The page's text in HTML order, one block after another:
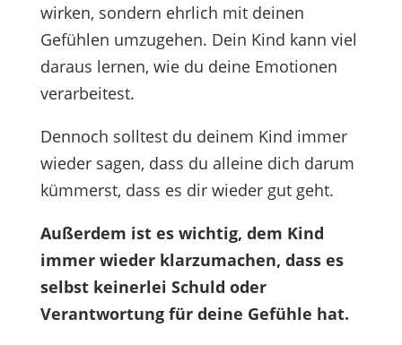
wirken, sondern ehrlich mit deinen
Gefühlen umzugehen. Dein Kind kann viel
daraus lernen, wie du deine Emotionen
verarbeitest.
Dennoch solltest du deinem Kind immer
wieder sagen, dass du alleine dich darum
kümmerst, dass es dir wieder gut geht.
Außerdem ist es wichtig, dem Kind
immer wieder klarzumachen, dass es
selbst keinerlei Schuld oder
Verantwortung für deine Gefühle hat.